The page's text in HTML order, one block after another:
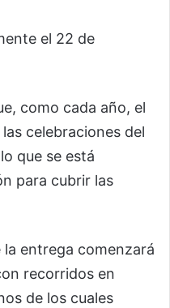
el 22 de
como cada año, el
celebraciones del
que se está
para cubrir las
entrega comenzará
recorridos en
de los cuales